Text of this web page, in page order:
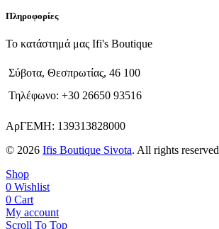
Πληροφορίες
Το κατάστημά μας Ifi's Boutique
Σύβοτα, Θεσπρωτίας, 46 100
Τηλέφωνο: +30 26650 93516
ΑρΓΕΜΗ: 139313828000
© 2026 Ifis Boutique Sivota. All rights reserved
Shop
0 Wishlist
0 Cart
My account
Scroll To Top